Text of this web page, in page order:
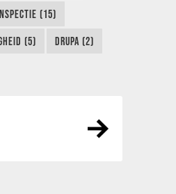
(15)
(5) DRUPA (2)